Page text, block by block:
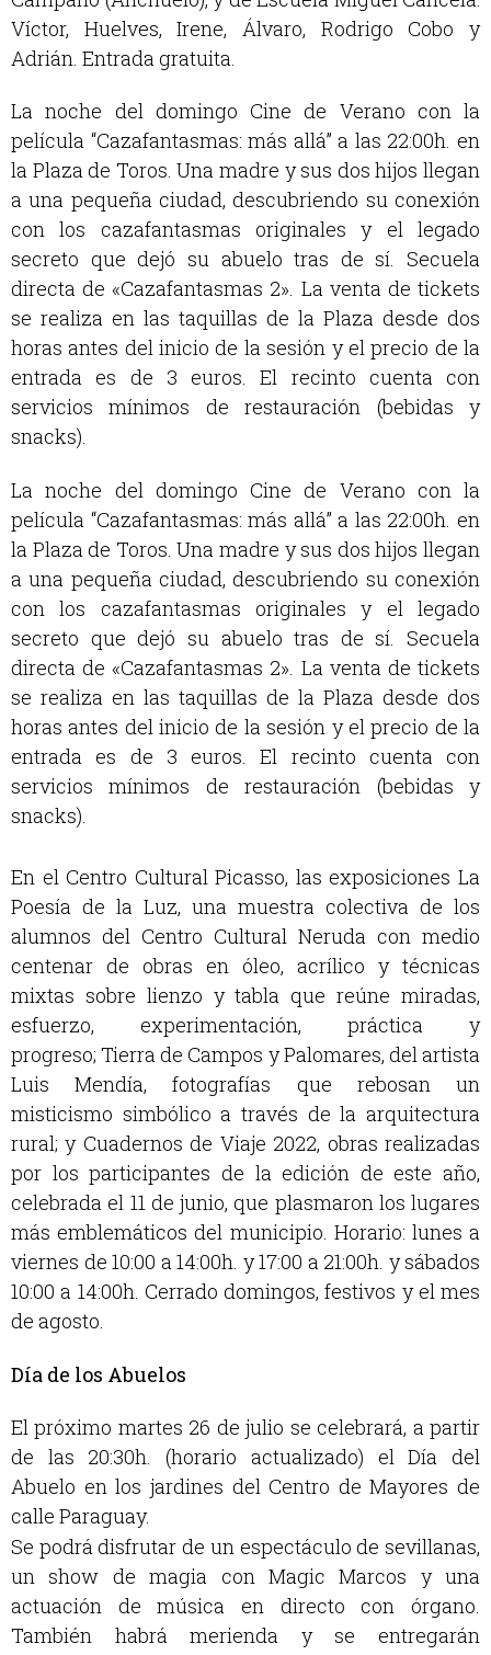
Víctor, Huelves, Irene, Álvaro, Rodrigo Cobo y
Adrián. Entrada gratuita.
La noche del domingo Cine de Verano con la
película “Cazafantasmas: más allá” a las 22:00h. en
la Plaza de Toros. Una madre y sus dos hijos llegan
a una pequeña ciudad, descubriendo su conexión
con los cazafantasmas originales y el legado
secreto que dejó su abuelo tras de sí. Secuela
directa de «Cazafantasmas 2». La venta de tickets
se realiza en las taquillas de la Plaza desde dos
horas antes del inicio de la sesión y el precio de la
entrada es de 3 euros. El recinto cuenta con
servicios mínimos de restauración (bebidas y
snacks).
La noche del domingo Cine de Verano con la
película “Cazafantasmas: más allá” a las 22:00h. en
la Plaza de Toros.Una madre y sus dos hijos llegan
a una pequeña ciudad, descubriendo su conexión
con los cazafantasmas originales y el legado
secreto que dejó su abuelo tras de sí. Secuela
directa de «Cazafantasmas 2». La venta de tickets
se realiza en las taquillas de la Plaza desde dos
horas antes del inicio de la sesión y el precio de la
entrada es de 3 euros. El recinto cuenta con
servicios mínimos de restauración (bebidas y
snacks).
En el Centro Cultural Picasso, las exposiciones La
Poesía de la Luz, una muestra colectiva de los
alumnos del Centro Cultural Neruda con medio
centenar de obras en óleo, acrílico y técnicas
mixtas sobre lienzo y tabla que reúne miradas,
esfuerzo, experimentación, práctica y
progreso; Tierra de Campos y Palomares, del artista
Luis Mendía, fotografías que rebosan un
misticismo simbólico a través de la arquitectura
rural; y Cuadernos de Viaje 2022, obras realizadas
por los participantes de la edición de este año,
celebrada el 11 de junio, que plasmaron los lugares
más emblemáticos del municipio. Horario: lunes a
viernes de 10:00 a 14:00h. y 17:00 a 21:00h. y sábados
10:00 a 14:00h. Cerrado domingos, festivos y el mes
de agosto.
Día de los Abuelos
El próximo martes 26 de julio se celebrará, a partir
de las 20:30h. (horario actualizado) el Día del
Abuelo en los jardines del Centro de Mayores de
calle Paraguay.
Se podrá disfrutar de un espectáculo de sevillanas,
un show de magia con Magic Marcos y una
actuación de música en directo con órgano.
También habrá merienda y se entregarán